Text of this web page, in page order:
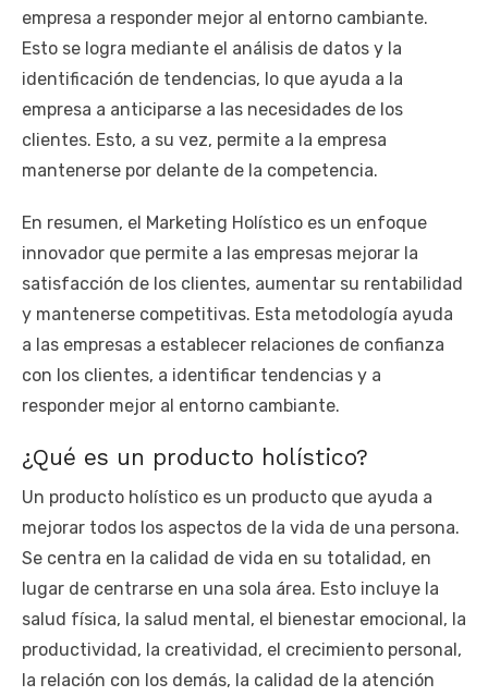
empresa a responder mejor al entorno cambiante.
Esto se logra mediante el análisis de datos y la
identificación de tendencias, lo que ayuda a la
empresa a anticiparse a las necesidades de los
clientes. Esto, a su vez, permite a la empresa
mantenerse por delante de la competencia.
En resumen, el Marketing Holístico es un enfoque
innovador que permite a las empresas mejorar la
satisfacción de los clientes, aumentar su rentabilidad
y mantenerse competitivas. Esta metodología ayuda
a las empresas a establecer relaciones de confianza
con los clientes, a identificar tendencias y a
responder mejor al entorno cambiante.
¿Qué es un producto holístico?
Un producto holístico es un producto que ayuda a
mejorar todos los aspectos de la vida de una persona.
Se centra en la calidad de vida en su totalidad, en
lugar de centrarse en una sola área. Esto incluye la
salud física, la salud mental, el bienestar emocional, la
productividad, la creatividad, el crecimiento personal,
la relación con los demás, la calidad de la atención